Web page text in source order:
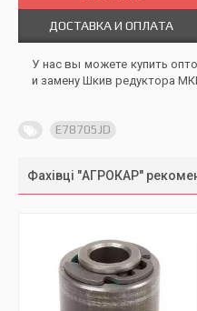
ДОСТАВКА И ОПЛАТА
У нас вы можете купить
и замену Шкив редуктора
E78705JD
Фахівці "АГРОКАР"